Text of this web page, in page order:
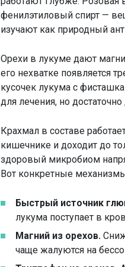
фенилэтиловый спирт —
изучают как природный
Орехи в лукуме дают
его нехватке появляется
кусочек лукума с
для лечения, но
Крахмал в составе
кишечнике и доходит до
здоровый микробиом
Вот конкретные
Быстрый источник
лукума поступает в
Магний из орехов.
чаще жалуются на